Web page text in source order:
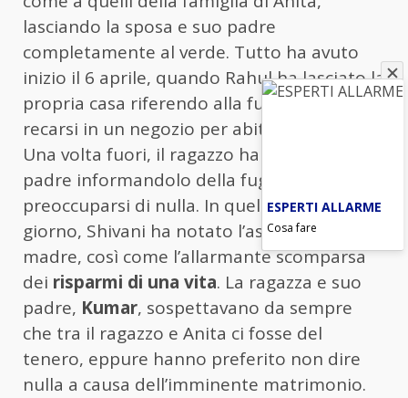
lasciando la sposa e suo padre
completamente al verde. Tutto ha avuto
inizio il 6 aprile, quando Rahul ha lasciato la
propria casa riferendo alla futura moglie di
recarsi in un negozio per abiti da sposa.
Una volta fuori, il ragazzo ha chiamato suo
padre informandolo della fuga e di non
preoccuparsi di nulla. In quello stesso
giorno, Shivani ha notato l’assenza di sua
madre, così come l’allarmante scomparsa
dei risparmi di una vita. La ragazza e suo
padre, Kumar, sospettavano da sempre
che tra il ragazzo e Anita ci fosse del
tenero, eppure hanno preferito non dire
nulla a causa dell’imminente matrimonio.
ESPERTI ALLARME
Cosa fare